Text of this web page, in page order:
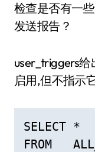
检查是否有一
发送报告？
user_triggers
启用,但不指示
SELECT *
FROM